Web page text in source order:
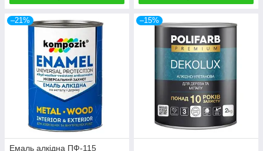
–21%
Емаль алкідна ПФ-115
–15%